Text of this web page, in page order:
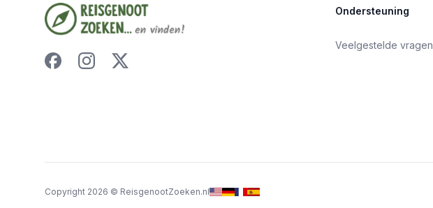
Ondersteuning
Veelgestelde vragen
Copyright 2026 © ReisgenootZoeken.nl